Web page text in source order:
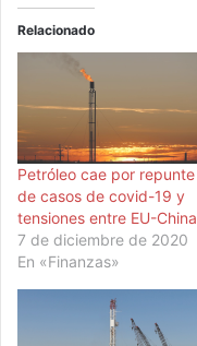
Relacionado
Petróleo cae por repunte
de casos de covid-19 y
tensiones entre EU-China
7 de diciembre de 2020
En «Finanzas»